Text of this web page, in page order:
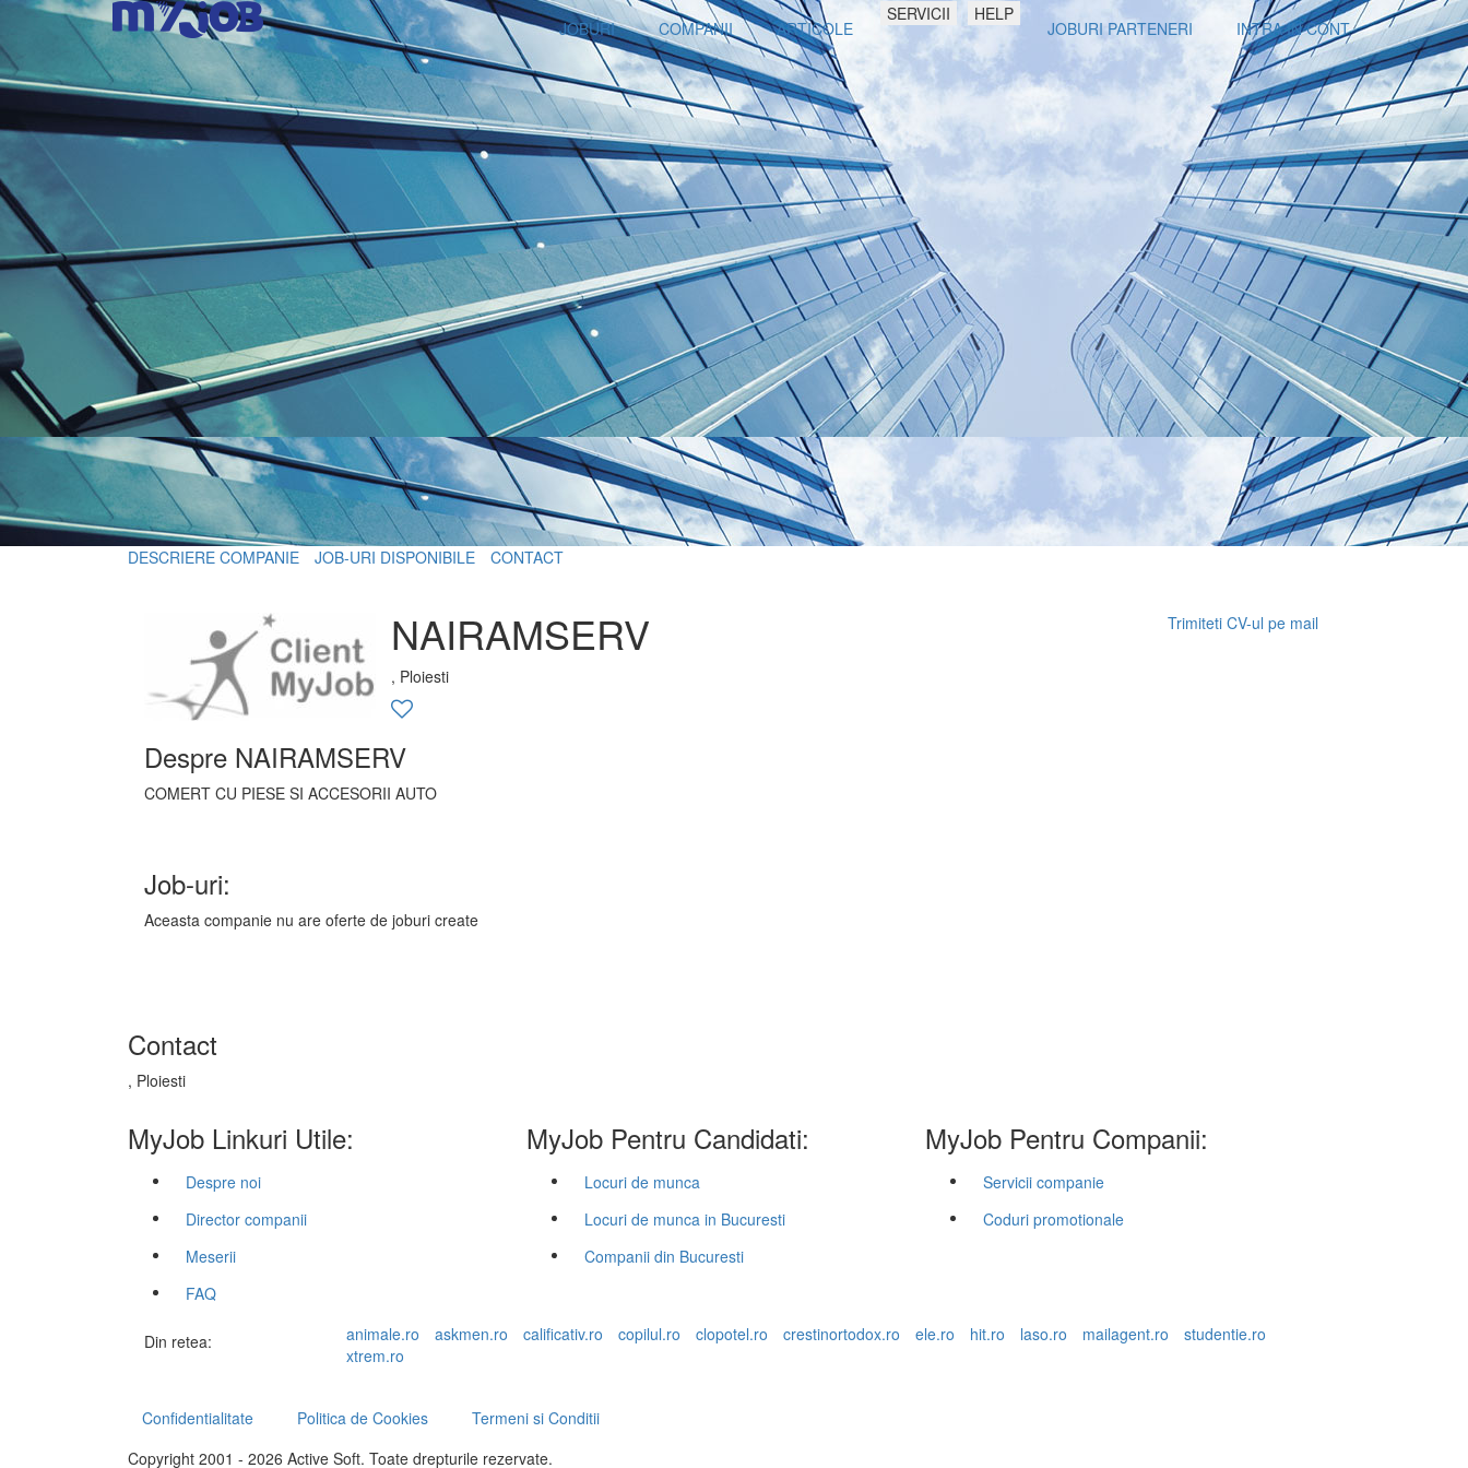
JOBURI COMPANII ARTICOLE
SERVICII HELP
JOBURI PARTENERI INTRA IN CONT
DESCRIERE COMPANIE JOB-URI DISPONIBILE CONTACT
NAIRAMSERV
, Ploiesti
Trimiteti CV-ul pe mail
Despre NAIRAMSERV
COMERT CU PIESE SI ACCESORII AUTO
Job-uri:
Aceasta companie nu are oferte de joburi create
Contact
, Ploiesti
MyJob Linkuri Utile:
Despre noi
Director companii
Meserii
FAQ
MyJob Pentru Candidati:
Locuri de munca
Locuri de munca in Bucuresti
Companii din Bucuresti
MyJob Pentru Companii:
Servicii companie
Coduri promotionale
Din retea: animale.ro askmen.ro calificativ.ro copilul.ro clopotel.ro crestinortodox.ro ele.ro hit.ro laso.ro mailagent.ro
studentie.ro
xtrem.ro
Confidentialitate Politica de Cookies
Termeni si Conditii
Copyright 2001 - 2026 Active Soft. Toate drepturile rezervate.